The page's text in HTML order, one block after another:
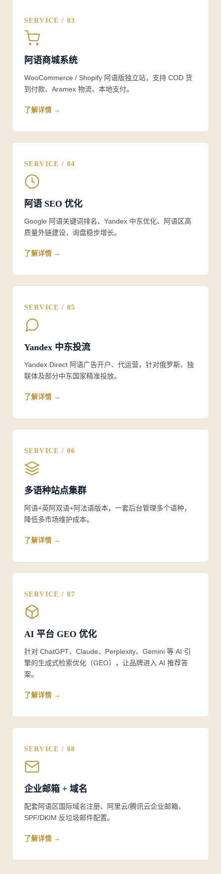
SERVICE / 03
阿语商城系统
WooCommerce / Shopify 阿语版独立站，支持 COD 货
到付款、Aramex 物流、本地支付。
了解详情 →
SERVICE / 04
阿语 SEO 优化
Google 阿语关键词排名、Yandex 中东优化、阿语区高
质量外链建设，询盘稳步增长。
了解详情 →
SERVICE / 05
Yandex 中东投流
Yandex.Direct 阿语广告开户、代运营，针对俄罗斯、独
联体及部分中东国家精准投放。
了解详情 →
SERVICE / 06
多语种站点集群
阿语+英阿双语+阿法语版本，一套后台管理多个语种，
降低多市场维护成本。
了解详情 →
SERVICE / 07
AI 平台 GEO 优化
针对 ChatGPT、Claude、Perplexity、Gemini 等 AI 引
擎的生成式检索优化（GEO），让品牌进入 AI 推荐答
案。
了解详情 →
SERVICE / 08
企业邮箱 + 域名
配套阿语区国际域名注册、阿里云/腾讯云企业邮箱、
SPF/DKIM 反垃圾邮件配置。
了解详情 →